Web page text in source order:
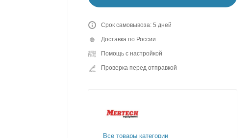
Срок самовывоза: 5 дней
Доставка по России
Помощь с настройкой
Проверка перед отправкой
Все товары категории